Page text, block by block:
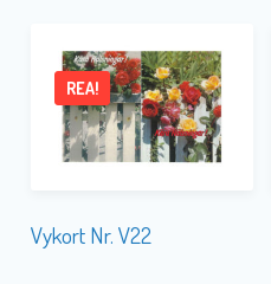
Vykort Nr. V22
REA!